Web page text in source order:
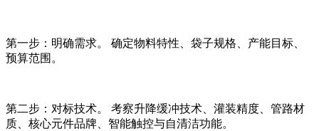
第一步：明确需求。 确定物料特性、袋子规格、产能目标、
预算范围。
第二步：对标技术。 考察升降缓冲技术、灌装精度、管路材
质、核心元件品牌、智能触控与自清洁功能。